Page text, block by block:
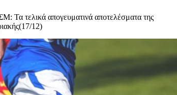
Τα τελικά απογευματινά αποτελέσματα της
12)